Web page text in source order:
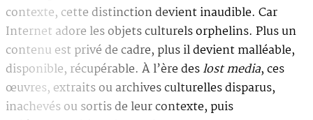
contexte, cette distinction devient inaudible. Car
Internet adore les objets culturels orphelins. Plus un
contenu est privé de cadre, plus il devient malléable,
disponible, récupérable. À l’ère deslost media, ces
œuvres, extraits ou archives culturelles disparus,
inachevés ou sortis de leur contexte, puis